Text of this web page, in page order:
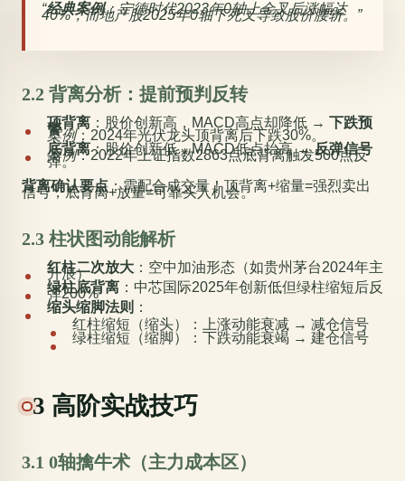
经典案例：宁德时代2023年0轴上金叉后涨幅达
40%，而地产股2025年0轴下死叉导致股价腰斩。
2.2 背离分析：提前预判反转
顶背离 ：股价创新高，MACD高点却降低 → 下跌预
警
案例：2024年光伏龙头顶背离后下跌30%。
底背离：股价创新低，MACD低点抬高 →反弹信号
案例：2022年上证指数2863点底背离触发500点反
弹。
背离确认要点 ：需配合成交量！顶背离+缩量=强烈卖出
信号；底背离+放量=可靠买入机会。
2.3 柱状图动能解析
红柱二次放大 ：空中加油形态（如贵州茅台2024年主
升浪）
绿柱底背离 ：中芯国际2025年创新低但绿柱缩短后反
弹200%
缩头缩脚法则 ：
红柱缩短（缩头）：上涨动能衰减 → 减仓信号
绿柱缩短（缩脚）：下跌动能衰竭 → 建仓信号
3 高阶实战技巧
3.1 0轴擒牛术（主力成本区）